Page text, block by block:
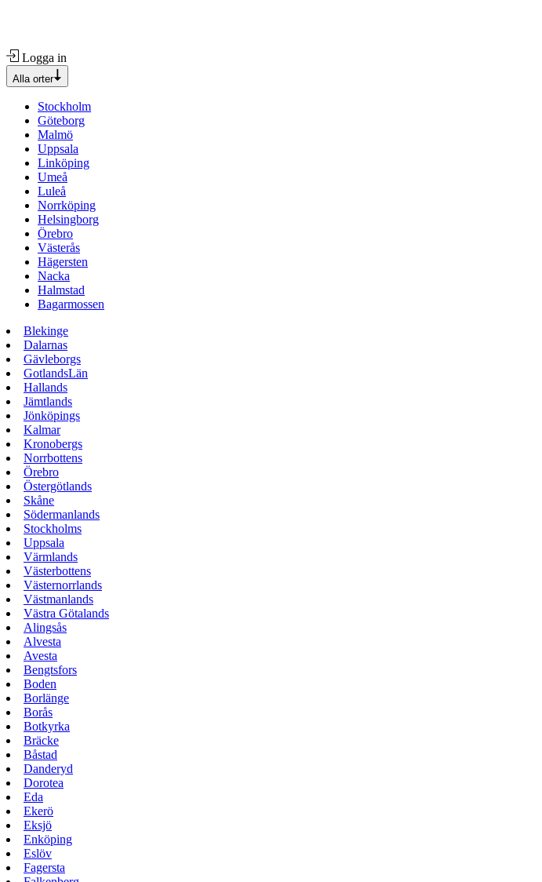
Logga in
Alla orter
Stockholm
Göteborg
Malmö
Uppsala
Linköping
Umeå
Luleå
Norrköping
Helsingborg
Örebro
Västerås
Hägersten
Nacka
Halmstad
Bagarmossen
Blekinge
Dalarnas
Gävleborgs
GotlandsLän
Hallands
Jämtlands
Jönköpings
Kalmar
Kronobergs
Norrbottens
Örebro
Östergötlands
Skåne
Södermanlands
Stockholms
Uppsala
Värmlands
Västerbottens
Västernorrlands
Västmanlands
Västra Götalands
Alingsås
Alvesta
Avesta
Bengtsfors
Boden
Borlänge
Borås
Botkyrka
Bräcke
Båstad
Danderyd
Dorotea
Eda
Ekerö
Eksjö
Enköping
Eslöv
Fagersta